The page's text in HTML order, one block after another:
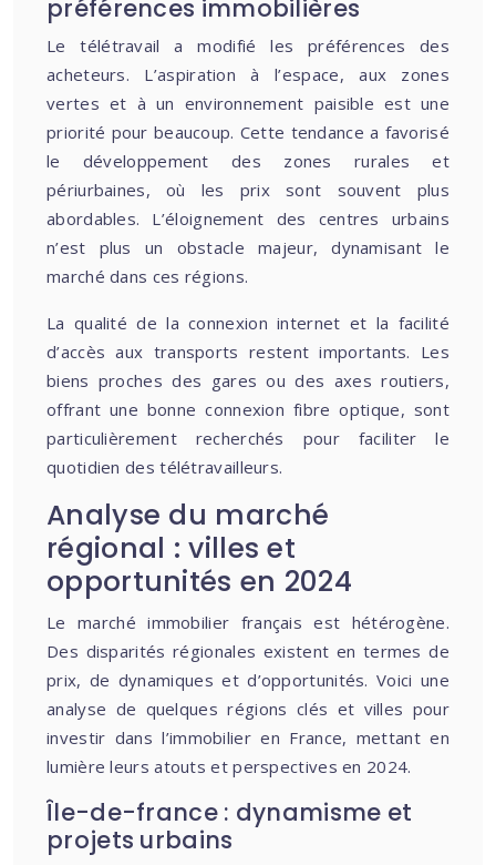
préférences immobilières
Le télétravail a modifié les préférences des
acheteurs. L’aspiration à l’espace, aux zones
vertes et à un environnement paisible est une
priorité pour beaucoup. Cette tendance a favorisé
le développement des zones rurales et
périurbaines, où les prix sont souvent plus
abordables. L’éloignement des centres urbains
n’est plus un obstacle majeur, dynamisant le
marché dans ces régions.
La qualité de la connexion internet et la facilité
d’accès aux transports restent importants. Les
biens proches des gares ou des axes routiers,
offrant une bonne connexion fibre optique, sont
particulièrement recherchés pour faciliter le
quotidien des télétravailleurs.
Analyse du marché
régional : villes et
opportunités en 2024
Le marché immobilier français est hétérogène.
Des disparités régionales existent en termes de
prix, de dynamiques et d’opportunités. Voici une
analyse de quelques régions clés et villes pour
investir dans l’immobilier en France, mettant en
lumière leurs atouts et perspectives en 2024.
Île-de-france : dynamisme et
projets urbains